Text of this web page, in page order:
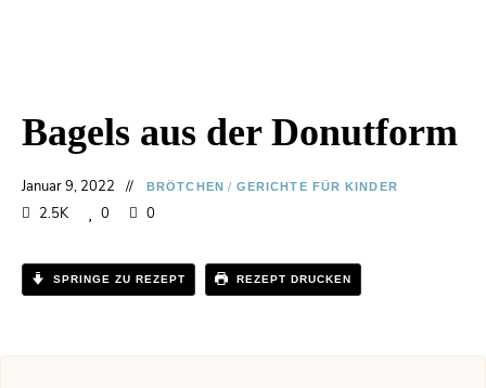
Bagels aus der Donutform
Januar 9, 2022 BRÖTCHEN / GERICHTE FÜR KINDER
2.5K 0 0
SPRINGE ZU REZEPT REZEPT DRUCKEN